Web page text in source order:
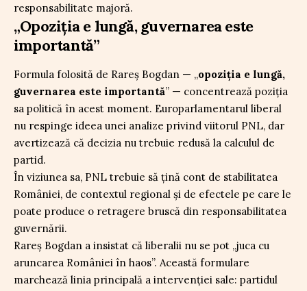
responsabilitate majoră.
„Opoziția e lungă, guvernarea este
importantă”
Formula folosită de Rareș Bogdan — „opoziția e lungă,
guvernarea este importantă” — concentrează poziția
sa politică în acest moment. Europarlamentarul liberal
nu respinge ideea unei analize privind viitorul PNL, dar
avertizează că decizia nu trebuie redusă la calculul de
partid.
În viziunea sa, PNL trebuie să țină cont de stabilitatea
României, de contextul regional și de efectele pe care le
poate produce o retragere bruscă din responsabilitatea
guvernării.
Rareș Bogdan a insistat că liberalii nu se pot „juca cu
aruncarea României în haos”. Această formulare
marchează linia principală a intervenției sale: partidul